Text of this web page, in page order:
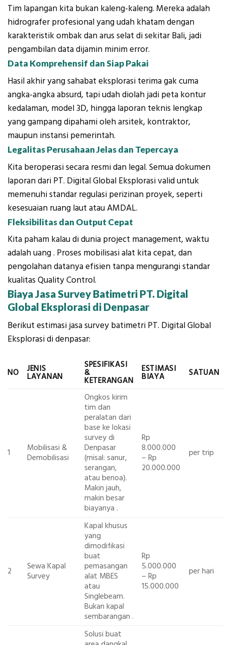
Tim lapangan kita bukan kaleng-kaleng. Mereka adalah
hidrografer profesional yang udah khatam dengan
karakteristik ombak dan arus selat di sekitar Bali, jadi
pengambilan data dijamin minim error.
Data Komprehensif dan Siap Pakai
Hasil akhir yang sahabat eksplorasi terima gak cuma
angka-angka absurd, tapi udah diolah jadi peta kontur
kedalaman, model 3D, hingga laporan teknis lengkap
yang gampang dipahami oleh arsitek, kontraktor,
maupun instansi pemerintah.
Legalitas Perusahaan Jelas dan Tepercaya
Kita beroperasi secara resmi dan legal. Semua dokumen
laporan dari PT. Digital Global Eksplorasi valid untuk
memenuhi standar regulasi perizinan proyek, seperti
kesesuaian ruang laut atau AMDAL.
Fleksibilitas dan Output Cepat
Kita paham kalau di dunia project management, waktu
adalah uang . Proses mobilisasi alat kita cepat, dan
pengolahan datanya efisien tanpa mengurangi standar
kualitas Quality Control.
Biaya Jasa Survey Batimetri PT. Digital
Global Eksplorasi di Denpasar
Berikut estimasi jasa survey batimetri PT. Digital Global
Eksplorasi di denpasar:
NO JENIS
LAYANAN
SPESIFIKASI
&
KETERANGAN
ESTIMASI
BIAYA SATUAN
1
Mobilisasi &
Demobilisasi
Ongkos kirim
tim dan
peralatan dari
base ke lokasi
survey di
Denpasar
(misal: sanur,
serangan,
atau benoa).
Makin jauh,
makin besar
biayanya .
Rp
8.000.000
– Rp
20.000.000
per trip
2
Sewa Kapal
Survey
Kapal khusus
yang
dimodifikasi
buat
pemasangan
alat MBES
atau
Singlebeam.
Bukan kapal
sembarangan .
Rp
5.000.000
– Rp
15.000.000
per hari
Solusi buat